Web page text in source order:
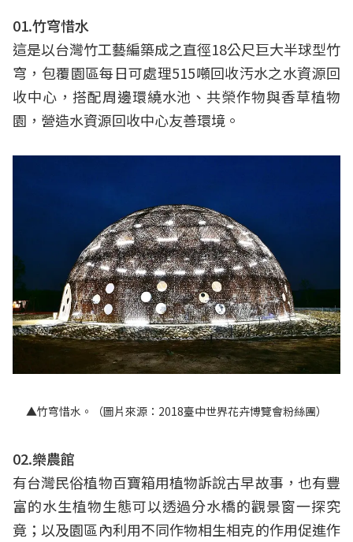
01.竹穹惜水
這是以台灣竹工藝編築成之直徑18公尺巨大半球型竹
穹，包覆園區每日可處理515噸回收汚水之水資源回
收中心，搭配周邊環繞水池、共榮作物與香草植物
園，營造水資源回收中心友善環境。
▲竹穹惜水。（圖片來源：2018臺中世界花卉博覽會粉絲團）
02.樂農館
有台灣民俗植物百寶箱用植物訴說古早故事，也有豐
富的水生植物生態可以透過分水橋的觀景窗一探究
竟；以及園區內利用不同作物相生相克的作用促進作